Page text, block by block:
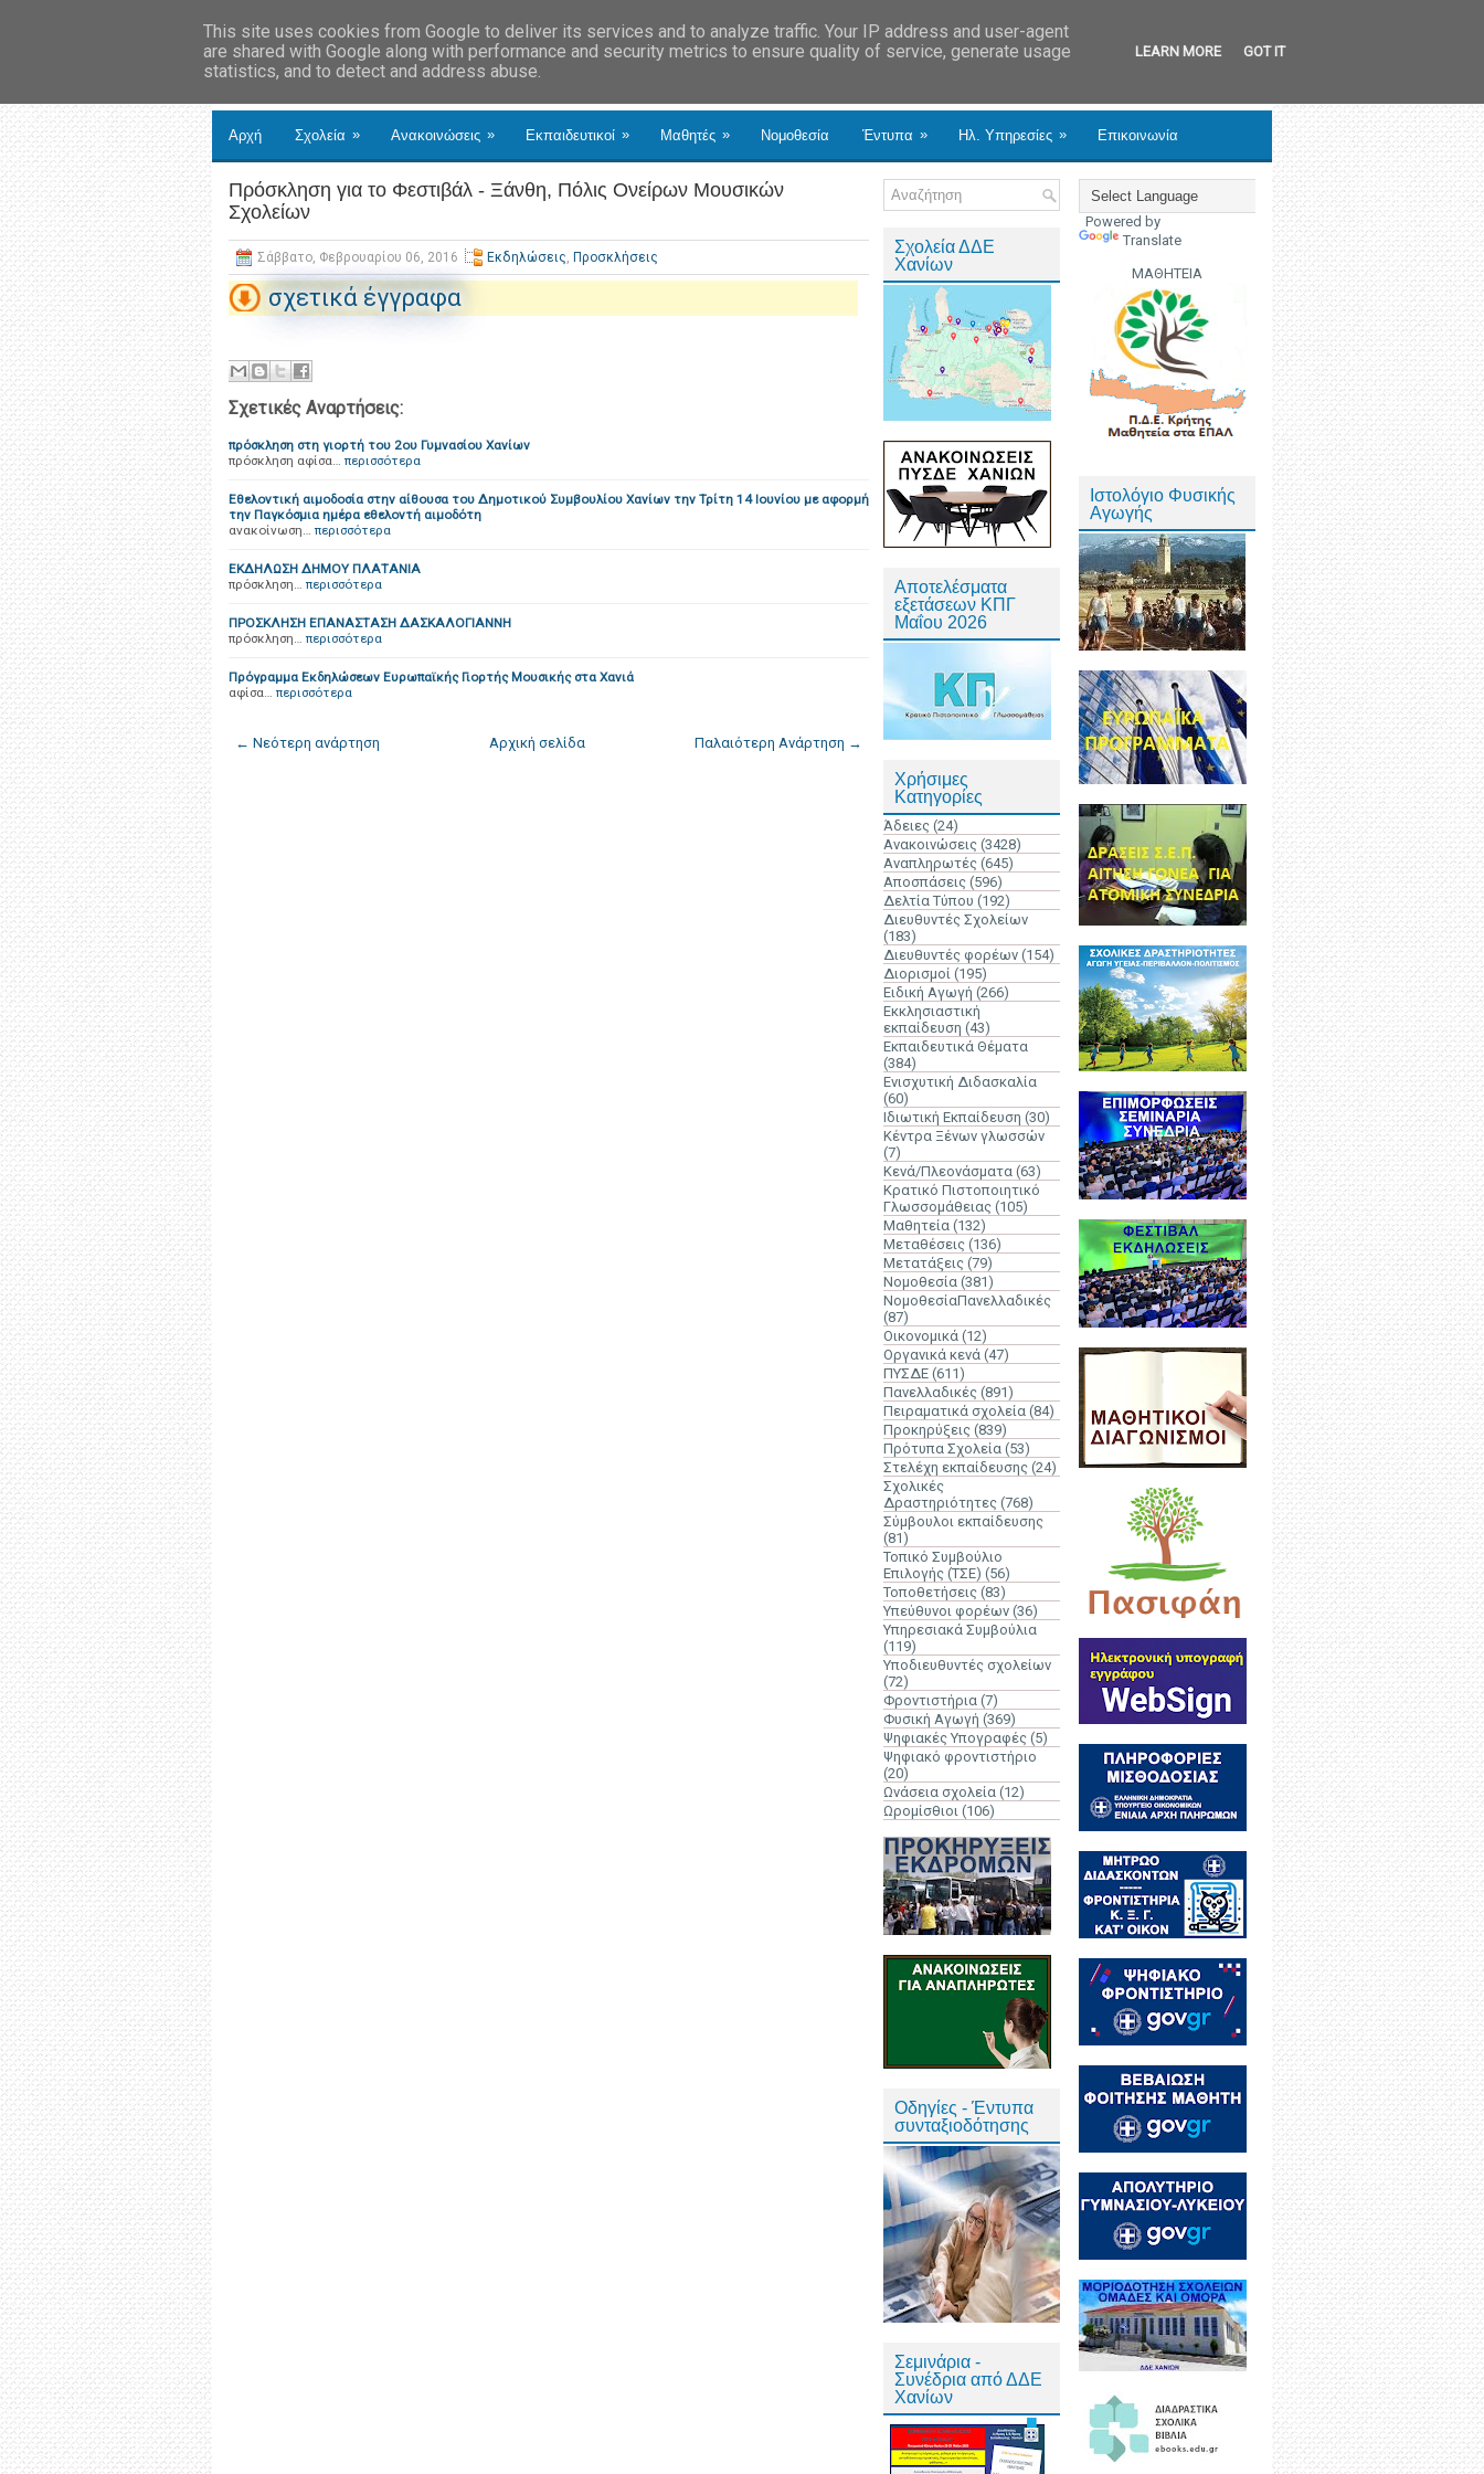
Αρχή Σχολεία » Ανακοινώσεις » Εκπαιδευτικοί » Μαθητές » Νομοθεσία Έντυπα » Ηλ. Υπηρεσίες » Επικοινωνία
Πρόσκληση για το Φεστιβάλ - Ξάνθη, Πόλις Ονείρων Μουσικών
Σχολείων
Σάββατο, Φεβρουαρίου 06, 2016 Εκδηλώσεις, Προσκλήσεις
σχετικά έγγραφα
Σχετικές Αναρτήσεις:
πρόσκληση στη γιορτή του 2ου Γυμνασίου Χανίων
πρόσκληση αφίσα… περισσότερα
Εθελοντική αιμοδοσία στην αίθουσα του Δημοτικού Συμβουλίου Χανίων την Τρίτη 14 Ιουνίου με αφορμή
την Παγκόσμια ημέρα εθελοντή αιμοδότη
ανακοίνωση… περισσότερα
ΕΚΔΗΛΩΣΗ ΔΗΜΟΥ ΠΛΑΤΑΝΙΑ
πρόσκληση… περισσότερα
ΠΡΟΣΚΛΗΣΗ ΕΠΑΝΑΣΤΑΣΗ ΔΑΣΚΑΛΟΓΙΑΝΝΗ
πρόσκληση… περισσότερα
Πρόγραμμα Εκδηλώσεων Ευρωπαϊκής Γιορτής Μουσικής στα Χανιά
αφίσα… περισσότερα
← Νεότερη ανάρτηση Παλαιότερη Ανάρτηση →
Αρχική σελίδα
Σχολεία ΔΔΕ
Χανίων
Αποτελέσματα
εξετάσεων ΚΠΓ
Μαΐου 2026
Χρήσιμες
Κατηγορίες
Άδειες (24)
Ανακοινώσεις (3428)
Αναπληρωτές (645)
Αποσπάσεις (596)
Δελτία Τύπου (192)
Διευθυντές Σχολείων
(183)
Διευθυντές φορέων (154)
Διορισμοί (195)
Ειδική Αγωγή (266)
Εκκλησιαστική
εκπαίδευση (43)
Εκπαιδευτικά Θέματα
(384)
Ενισχυτική Διδασκαλία
(60)
Ιδιωτική Εκπαίδευση (30)
Κέντρα Ξένων γλωσσών
(7)
Κενά/Πλεονάσματα (63)
Κρατικό Πιστοποιητικό
Γλωσσομάθειας (105)
Μαθητεία (132)
Μεταθέσεις (136)
Μετατάξεις (79)
Νομοθεσία (381)
ΝομοθεσίαΠανελλαδικές
(87)
Οικονομικά (12)
Οργανικά κενά (47)
ΠΥΣΔΕ (611)
Πανελλαδικές (891)
Πειραματικά σχολεία (84)
Προκηρύξεις (839)
Πρότυπα Σχολεία (53)
Στελέχη εκπαίδευσης (24)
Σχολικές
Δραστηριότητες (768)
Σύμβουλοι εκπαίδευσης
(81)
Τοπικό Συμβούλιο
Επιλογής (ΤΣΕ) (56)
Τοποθετήσεις (83)
Υπεύθυνοι φορέων (36)
Υπηρεσιακά Συμβούλια
(119)
Υποδιευθυντές σχολείων
(72)
Φροντιστήρια (7)
Φυσική Αγωγή (369)
Ψηφιακές Υπογραφές (5)
Ψηφιακό φροντιστήριο
(20)
Ωνάσεια σχολεία (12)
Ωρομίσθιοι (106)
Οδηγίες - Έντυπα
συνταξιοδότησης
Σεμινάρια -
Συνέδρια από ΔΔΕ
Χανίων
Powered by
Translate
ΜΑΘΗΤΕΙΑ
Ιστολόγιο Φυσικής
Αγωγής
This site uses cookies from Google to deliver its services and to analyze traffic. Your IP address and user-agent
are shared with Google along with performance and security metrics to ensure quality of service, generate usage
statistics, and to detect and address abuse.
LEARN MORE GOT IT